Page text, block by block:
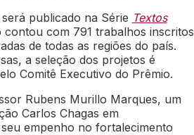
publicado na Série Textos
contou com 791 trabalhos inscritos
de todas as regiões do país.
a seleção dos projetos é
Comitê Executivo do Prêmio.
Rubens Murillo Marques, um
Carlos Chagas em
empenho no fortalecimento